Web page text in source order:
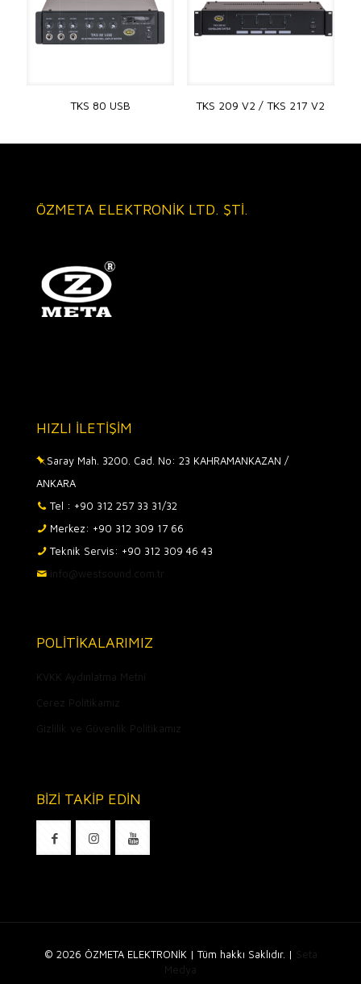
TKS 80 USB TKS 209 V2 / TKS 217 V2
ÖZMETA ELEKTRONİK LTD. ŞTİ.
HIZLI İLETİŞİM
Saray Mah. 3200. Cad. No: 23 KAHRAMANKAZAN /
ANKARA
Tel : +90 312 257 33 31/32
Merkez: +90 312 309 17 66
Teknik Servis: +90 312 309 46 43
info@westsound.com.tr
POLİTİKALARIMIZ
KVKK Aydınlatma Metni
Çerez Politikamız
Gizlilik ve Güvenlik Politikamız
BİZİ TAKİP EDİN
© 2026 ÖZMETA ELEKTRONİK | Tüm hakkı Saklıdır. |
Seta
Medya